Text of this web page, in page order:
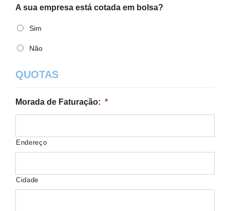
A sua empresa está cotada em bolsa?
Sim
Não
QUOTAS
Morada de Faturação: *
Endereço
Cidade